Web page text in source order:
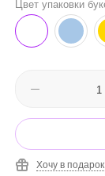
Цвет упаковки
Хочу в подарок